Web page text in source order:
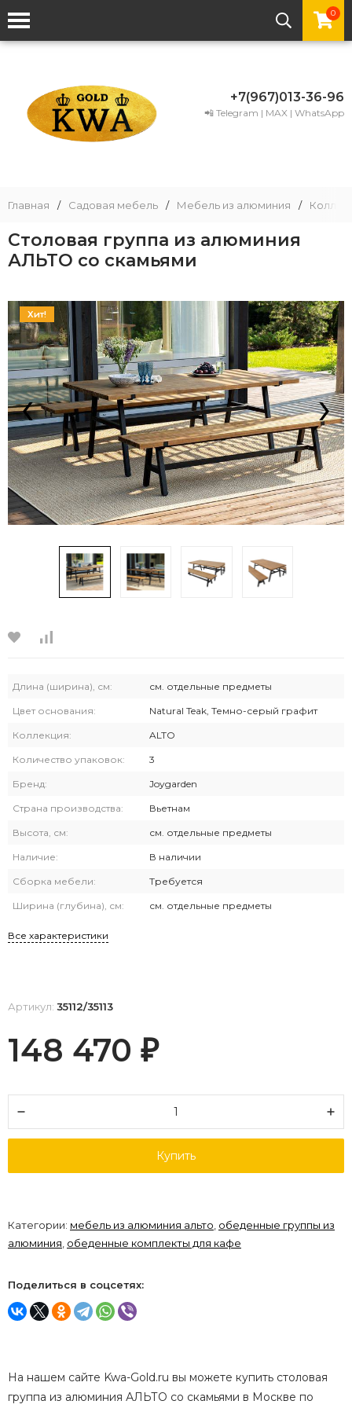
0
+7(967)013-36-96
📲 Telegram | MAX | WhatsApp
Главная / Садовая мебель / Мебель из алюминия /
Столовая группа из алюминия
АЛЬТО со скамьями
Хит!
‹ ›
Длина (ширина), см: см. отдельные предметы
Цвет основания: Natural Teak, Темно-серый графит
Коллекция: ALTO
Количество упаковок: 3
Бренд: Joygarden
Страна производства: Вьетнам
Высота, см: см. отдельные предметы
Наличие: В наличии
Сборка мебели: Требуется
Ширина (глубина), см: см. отдельные предметы
Все характеристики
Артикул: 35112/35113
148 470 ₽
Купить
Категории: мебель из алюминия альто, обеденные группы из
алюминия, обеденные комплекты для кафе
Поделиться в соцсетях:
На нашем сайте Kwa-Gold.ru вы можете купить столовая
группа из алюминия АЛЬТО со скамьями в Москве по